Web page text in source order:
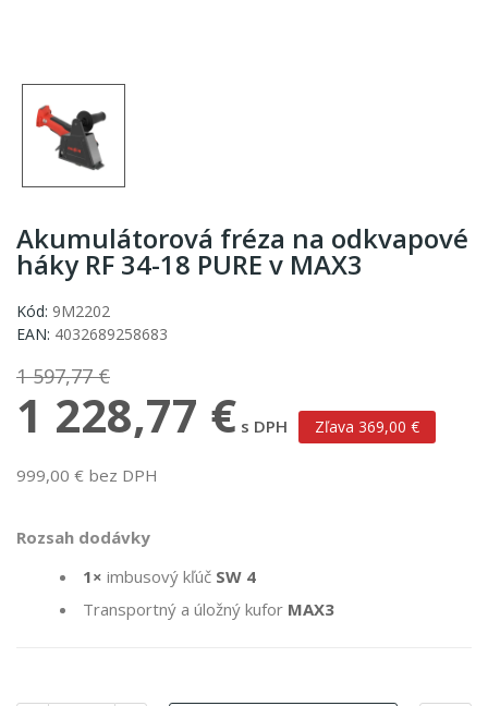
Akumulátorová fréza na odkvapové
háky RF 34-18 PURE v MAX3
Kód: 9M2202
EAN: 4032689258683
1 597,77 €
1 228,77 € s DPH Zľava 369,00 €
999,00 € bez DPH
Rozsah dodávky
1× imbusový kľúč SW 4
Transportný a úložný kufor MAX3